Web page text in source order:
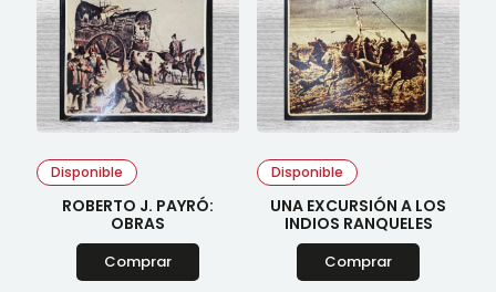
Disponible
ROBERTO J. PAYRÓ:
OBRAS
Comprar
Disponible
UNA EXCURSIÓN A LOS
INDIOS RANQUELES
Comprar